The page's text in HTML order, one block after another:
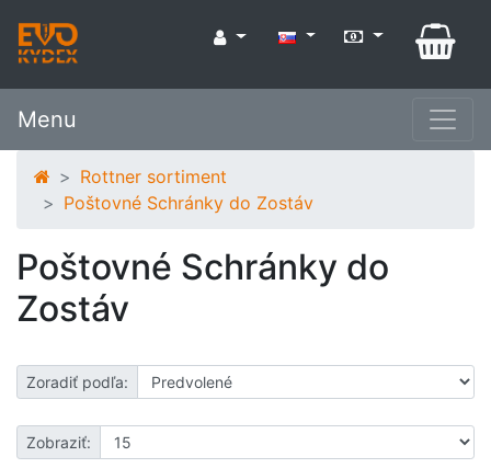
Menu
Rottner sortiment
Poštovné Schránky do Zostáv
Poštovné Schránky do
Zostáv
Zoradiť podľa:
Zobraziť: